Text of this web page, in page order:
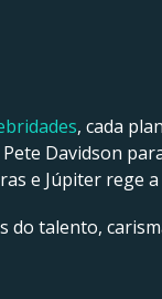
, cada
Pete Davidson
e Júpiter rege
do talento,